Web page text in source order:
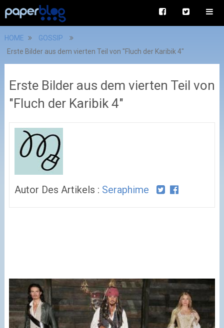
HOME
GOSSIP
Erste Bilder aus dem vierten Teil von "Fluch der Karibik 4"
Erste Bilder aus dem vierten Teil von
"Fluch der Karibik 4"
Autor Des Artikels : Seraphime